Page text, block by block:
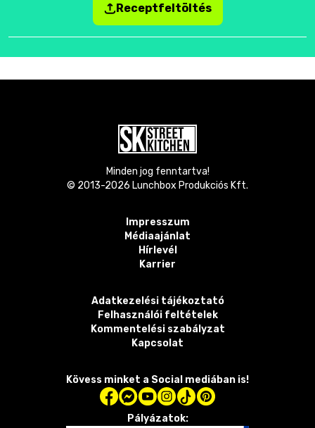
Receptfeltöltés
Minden jog fenntartva!
© 2013-2026 Lunchbox Produkciós Kft.
Impresszum
Médiaajánlat
Hírlevél
Karrier
Adatkezelési tájékoztató
Felhasználói feltételek
Kommentelési szabályzat
Kapcsolat
Kövess minket a Social mediában is!
Pályázatok: